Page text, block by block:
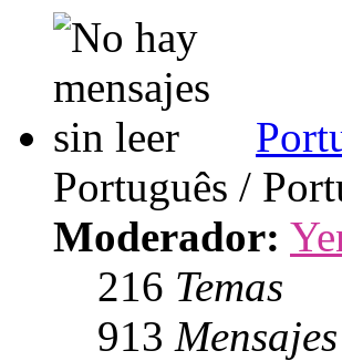
Português /
Moderador:
216 Temas
913 Mensajes